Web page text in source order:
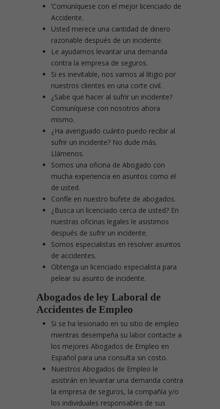
‘Comuníquese con el mejor licenciado de
Accidente.
Usted merece una cantidad de dinero
razonable después de un incidente.
Le ayudamos levantar una demanda
contra la empresa de seguros.
Si es inevitable, nos vamos al litigio por
nuestros clientes en una corte civil.
¿Sabe que hacer al sufrir un incidente?
Comuníquese con nosotros ahora
mismo.
¿Ha averiguado cuánto puedo recibir al
sufrir un incidente? No dude más.
Llámenos.
Somos una oficina de Abogado con
mucha experiencia en asuntos como el
de usted.
Confíe en nuestro bufete de abogados.
¿Busca un licenciado cerca de usted? En
nuestras oficinas legales le asistimos
después de sufrir un incidente.
Somos especialistas en resolver asuntos
de accidentes.
Obtenga un licenciado especialista para
pelear su asunto de incidente.
Abogados de ley Laboral de
Accidentes de Empleo
Si se ha lesionado en su sitio de empleo
mientras desempeña su labor contacte a
los mejores Abogados de Empleo en
Español para una consulta sin costo.
Nuestros Abogados de Empleo le
asistirán en levantar una demanda contra
la empresa de seguros, la compañía y/o
los individuales responsables de sus